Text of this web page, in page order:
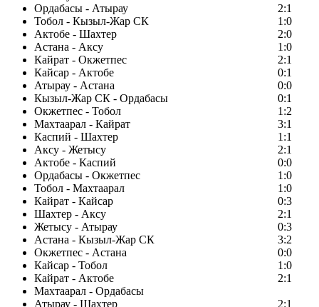
Ордабасы - Атырау
2:1
Тобол - Кызыл-Жар СК
1:0
Актобе - Шахтер
2:0
Астана - Аксу
1:0
Кайрат - Окжетпес
2:1
Кайсар - Актобе
0:1
Атырау - Астана
0:0
Кызыл-Жар СК - Ордабасы
0:1
Окжетпес - Тобол
1:2
Махтаарал - Кайрат
3:1
Каспий - Шахтер
1:1
Аксу - Жетысу
2:1
Актобе - Каспий
0:0
Ордабасы - Окжетпес
1:0
Тобол - Махтаарал
1:0
Кайрат - Кайсар
0:3
Шахтер - Аксу
2:1
Жетысу - Атырау
0:3
Астана - Кызыл-Жар СК
3:2
Окжетпес - Астана
0:0
Кайсар - Тобол
1:0
Кайрат - Актобе
2:1
Махтаарал - Ордабасы
Атырау - Шахтер
2:1